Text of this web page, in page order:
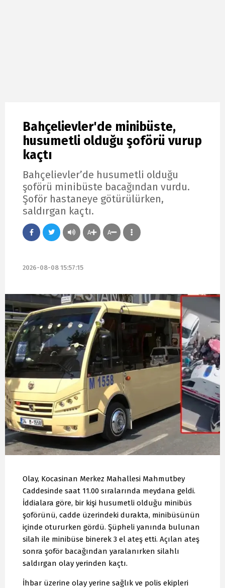
Bahçelievler'de minibüste,
husumetli olduğu şoförü vurup
kaçtı
Bahçelievler’de husumetli olduğu
şoförü minibüste bacağından vurdu.
Şoför hastaneye götürülürken,
saldırgan kaçtı.
A A
2026-08-08 15:57:15
Olay, Kocasinan Merkez Mahallesi Mahmutbey
Caddesinde saat 11.00 sıralarında meydana geldi.
İddialara göre, bir kişi husumetli olduğu minibüs
şoförünü, cadde üzerindeki durakta, minibüsünün
içinde otururken gördü. Şüpheli yanında bulunan
silah ile minibüse binerek 3 el ateş etti. Açılan ateş
sonra şoför bacağından yaralanırken silahlı
saldırgan olay yerinden kaçtı.
İhbar üzerine olay yerine sağlık ve polis ekipleri